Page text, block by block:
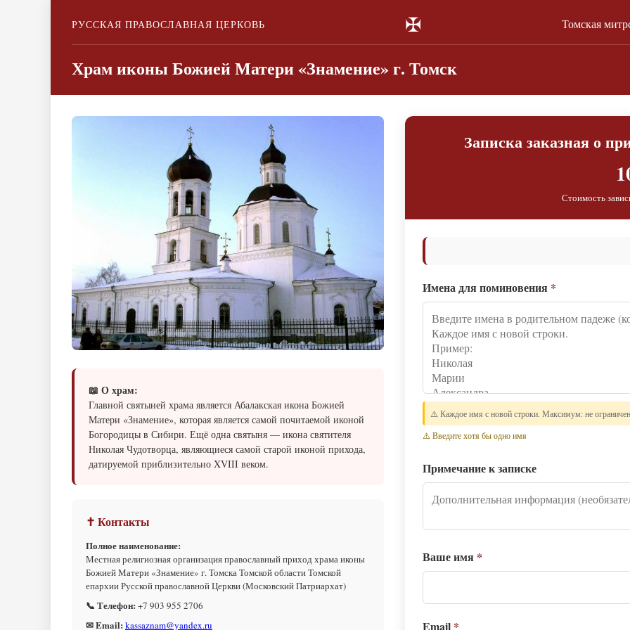
РУССКАЯ ПРАВОСЛАВНАЯ ЦЕРКОВЬ ✠ Томская
Храм иконы Божией Матери «Знамение» г. Томск
📖 О храм:
Главной святыней храма является Абалакская икона Божией
Матери «Знамение», которая является самой почитаемой иконой
Богородицы в Сибири. Ещё одна святыня — икона святителя
Николая Чудотворца, являющиеся самой старой иконой прихода,
датируемой приблизительно XVIII веком.
✝ Контакты
Полное наименование:
Местная религиозная организация православный приход храма иконы
Божией Матери «Знамение» г. Томска Томской области Томской
епархии Русской православной Церкви (Московский Патриархат)
📞 Телефон: +7 903 955 2706
✉ Email: kassaznam@yandex.ru
Записка заказная о
Стоимость
Имена для поминовения *
⚠️ Каждое имя с новой строки. Максимум: не
⚠️ Введите хотя бы одно имя
Примечание к записке
Ваше имя *
Email *